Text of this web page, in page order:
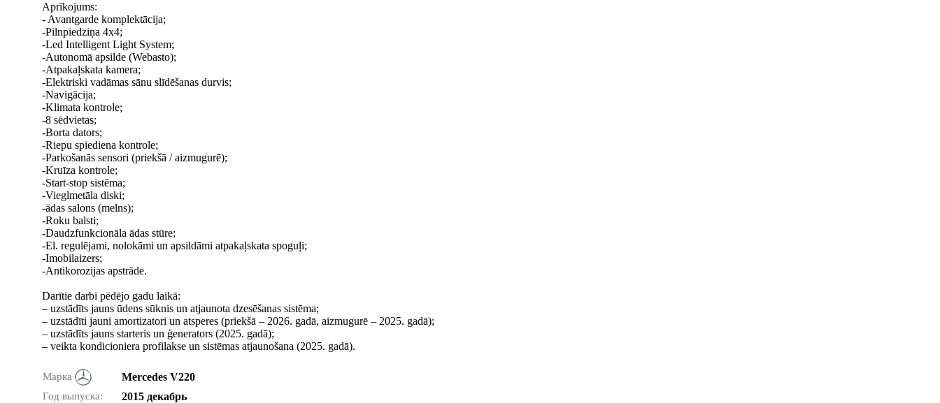
Aprīkojums:
- Avantgarde komplektācija;
-Pilnpiedziņa 4x4;
-Led Intelligent Light System;
-Autonomā apsilde (Webasto);
-Atpakaļskata kamera;
-Elektriski vadāmas sānu slīdēšanas durvis;
-Navigācija;
-Klimata kontrole;
-8 sēdvietas;
-Borta dators;
-Riepu spiediena kontrole;
-Parkošanās sensori (priekšā / aizmugurē);
-Kruīza kontrole;
-Start-stop sistēma;
-Vieglmetāla diski;
-ādas salons (melns);
-Roku balsti;
-Daudzfunkcionāla ādas stūre;
-El. regulējami, nolokāmi un apsildāmi atpakaļskata spoguļi;
-Imobilaizers;
-Antikorozijas apstrāde.
Darītie darbi pēdējo gadu laikā:
– uzstādīts jauns ūdens sūknis un atjaunota dzesēšanas sistēma;
– uzstādīti jauni amortizatori un atsperes (priekšā – 2026. gadā, aizmugurē – 2025. gadā);
– uzstādīts jauns starteris un ģenerators (2025. gadā);
– veikta kondicioniera profilakse un sistēmas atjaunošana (2025. gadā).
Марка Mercedes V220
Год выпуска: 2015 декабрь